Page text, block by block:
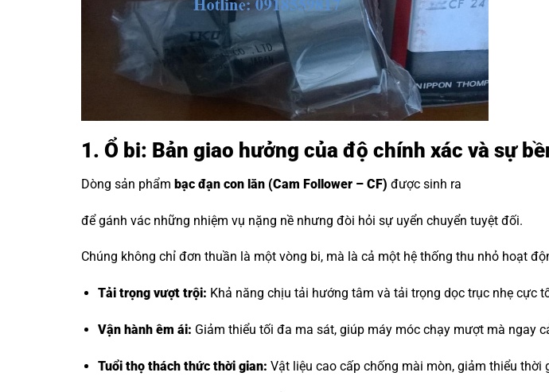
1. Ổ bi: Bản giao hưởng của độ chính xác và sự
Dòng sản phẩm bạc đạn con lăn (Cam Follower – CF) được sinh ra
để gánh vác những nhiệm vụ nặng nề nhưng đòi hỏi sự uyển chuyển tuyệt đối.
Chúng không chỉ đơn thuần là một vòng bi, mà là cả một hệ thống thu nhỏ hoạt
Tải trọng vượt trội: Khả năng chịu tải hướng tâm và tải trọng dọc trục nhẹ cực
Vận hành êm ái: Giảm thiểu tối đa ma sát, giúp máy móc chạy mượt mà ngay
Tuổi thọ thách thức thời gian: Vật liệu cao cấp chống mài mòn, giảm thiểu thời